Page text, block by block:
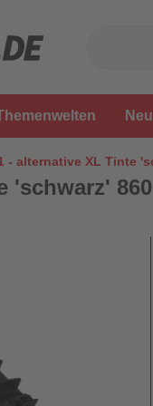
- alternative XL Tinte
'schwarz'